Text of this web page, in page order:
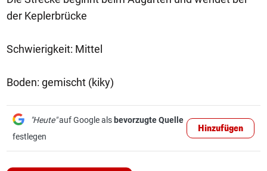
der Keplerbrücke
Schwierigkeit: Mittel
Boden: gemischt (kiky)
"Heute"auf Google als bevorzugte Quelle
festlegen
Hinzufügen